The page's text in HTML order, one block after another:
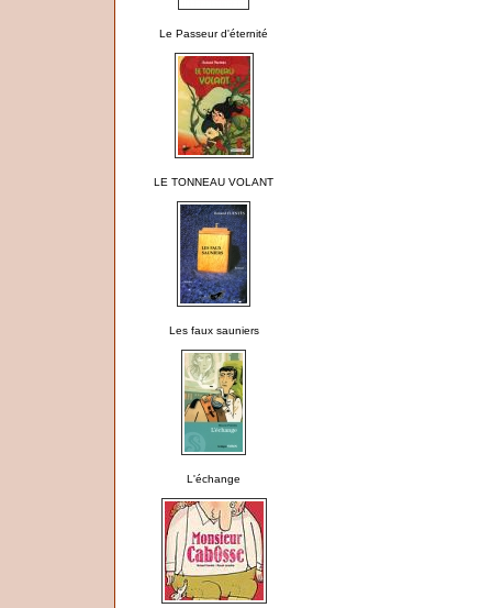
Le Passeur d'éternité
LE TONNEAU VOLANT
Les faux sauniers
L'échange